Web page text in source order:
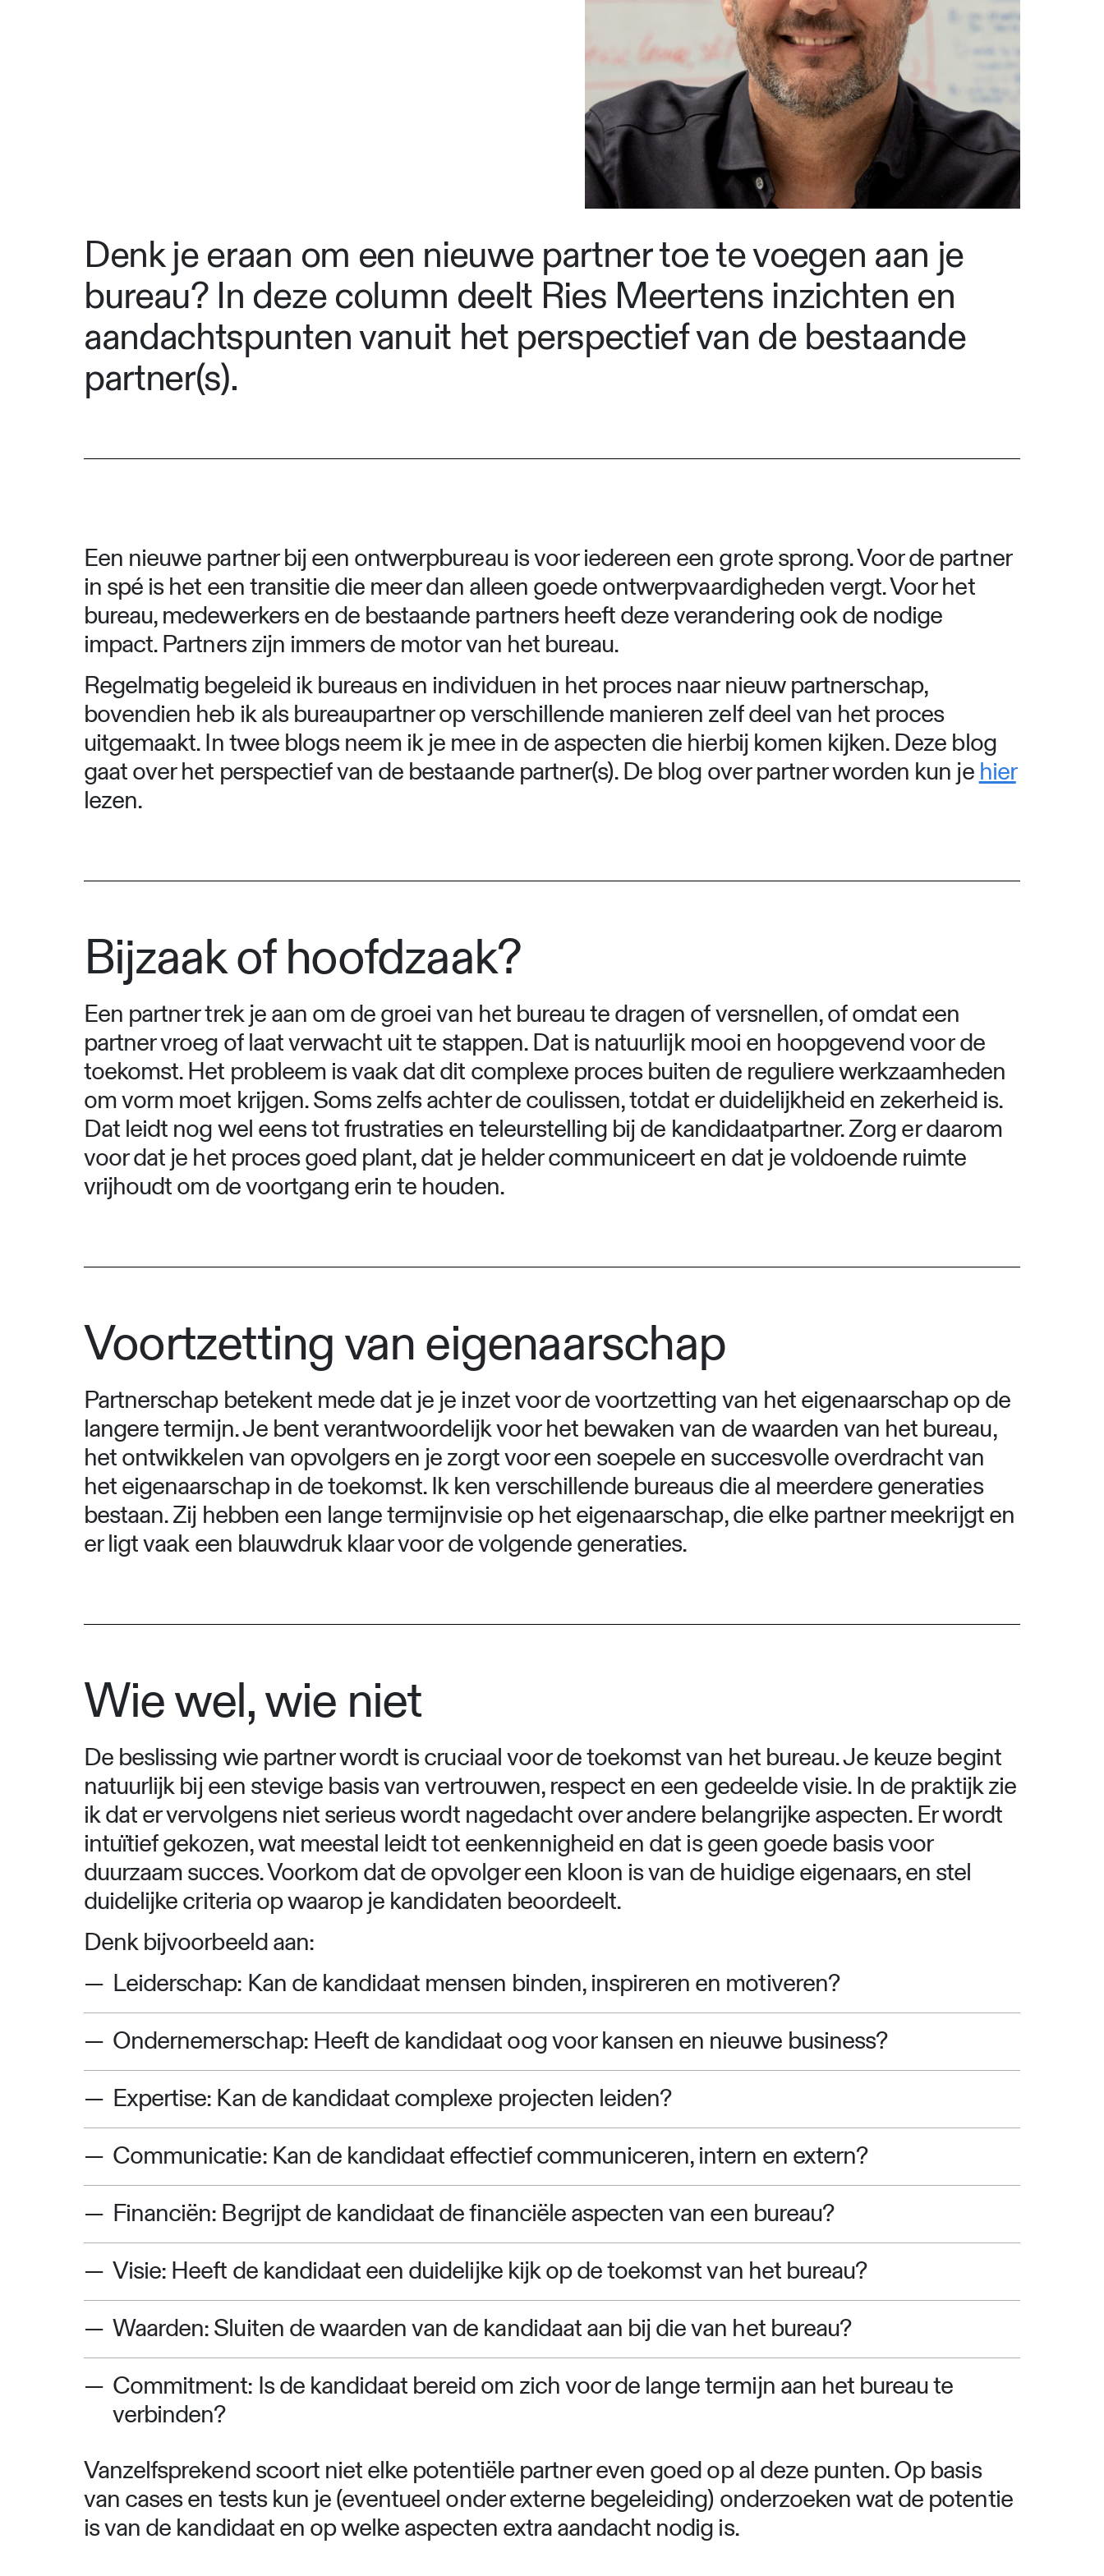
Denk je eraan om een nieuwe partner toe te voegen aan je
bureau? In deze column deelt Ries Meertens inzichten en
aandachtspunten vanuit het perspectief van de bestaande
partner(s).
Een nieuwe partner bij een ontwerpbureau is voor iedereen een grote sprong. Voor de partner
in spé is het een transitie die meer dan alleen goede ontwerpvaardigheden vergt. Voor het
bureau, medewerkers en de bestaande partners heeft deze verandering ook de nodige
impact. Partners zijn immers de motor van het bureau.
Regelmatig begeleid ik bureaus en individuen in het proces naar nieuw partnerschap,
bovendien heb ik als bureaupartner op verschillende manieren zelf deel van het proces
uitgemaakt. In twee blogs neem ik je mee in de aspecten die hierbij komen kijken. Deze blog
gaat over het perspectief van de bestaande partner(s). De blog over partner worden kun je hier
lezen.
Bijzaak of hoofdzaak?
Een partner trek je aan om de groei van het bureau te dragen of versnellen, of omdat een
partner vroeg of laat verwacht uit te stappen. Dat is natuurlijk mooi en hoopgevend voor de
toekomst. Het probleem is vaak dat dit complexe proces buiten de reguliere werkzaamheden
om vorm moet krijgen. Soms zelfs achter de coulissen, totdat er duidelijkheid en zekerheid is.
Dat leidt nog wel eens tot frustraties en teleurstelling bij de kandidaatpartner. Zorg er daarom
voor dat je het proces goed plant, dat je helder communiceert en dat je voldoende ruimte
vrijhoudt om de voortgang erin te houden.
Voortzetting van eigenaarschap
Partnerschap betekent mede dat je je inzet voor de voortzetting van het eigenaarschap op de
langere termijn. Je bent verantwoordelijk voor het bewaken van de waarden van het bureau,
het ontwikkelen van opvolgers en je zorgt voor een soepele en succesvolle overdracht van
het eigenaarschap in de toekomst. Ik ken verschillende bureaus die al meerdere generaties
bestaan. Zij hebben een lange termijnvisie op het eigenaarschap, die elke partner meekrijgt en
er ligt vaak een blauwdruk klaar voor de volgende generaties.
Wie wel, wie niet
De beslissing wie partner wordt is cruciaal voor de toekomst van het bureau. Je keuze begint
natuurlijk bij een stevige basis van vertrouwen, respect en een gedeelde visie. In de praktijk zie
ik dat er vervolgens niet serieus wordt nagedacht over andere belangrijke aspecten. Er wordt
intuïtief gekozen, wat meestal leidt tot eenkennigheid en dat is geen goede basis voor
duurzaam succes. Voorkom dat de opvolger een kloon is van de huidige eigenaars, en stel
duidelijke criteria op waarop je kandidaten beoordeelt.
Denk bijvoorbeeld aan:
Leiderschap: Kan de kandidaat mensen binden, inspireren en motiveren?
Ondernemerschap: Heeft de kandidaat oog voor kansen en nieuwe business?
Expertise: Kan de kandidaat complexe projecten leiden?
Communicatie: Kan de kandidaat effectief communiceren, intern en extern?
Financiën: Begrijpt de kandidaat de financiële aspecten van een bureau?
Visie: Heeft de kandidaat een duidelijke kijk op de toekomst van het bureau?
Waarden: Sluiten de waarden van de kandidaat aan bij die van het bureau?
Commitment: Is de kandidaat bereid om zich voor de lange termijn aan het bureau te
verbinden?
Vanzelfsprekend scoort niet elke potentiële partner even goed op al deze punten. Op basis
van cases en tests kun je (eventueel onder externe begeleiding) onderzoeken wat de potentie
is van de kandidaat en op welke aspecten extra aandacht nodig is.